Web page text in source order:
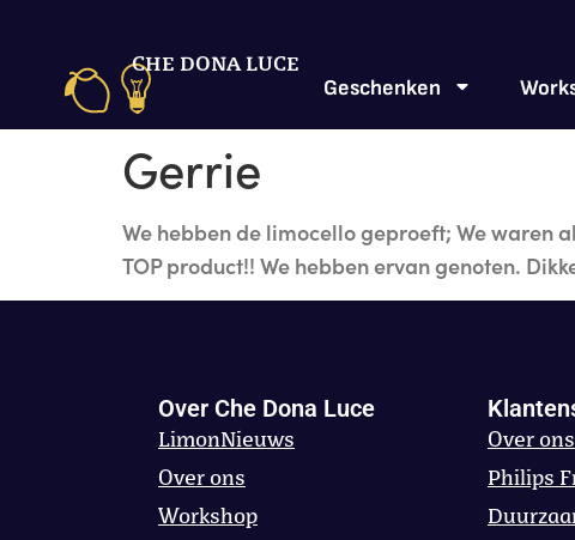
CHE DONA LUCE
Geschenken
Gerrie
We hebben de limocello geproeft; We waren
TOP product!! We hebben ervan genoten.
Over Che Dona Luce
LimonNieuws
Over ons
Workshop
Over ons
Philips